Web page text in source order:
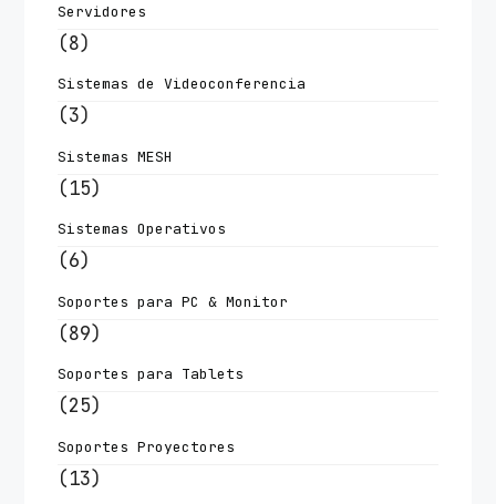
Servidores
(8)
Sistemas de Videoconferencia
(3)
Sistemas MESH
(15)
Sistemas Operativos
(6)
Soportes para PC & Monitor
(89)
Soportes para Tablets
(25)
Soportes Proyectores
(13)